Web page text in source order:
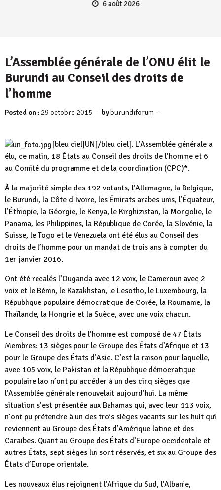
6 août 2026
L’Assemblée générale de l’ONU élit le
Burundi au Conseil des droits de
l’homme
Posted on : 29 octobre 2015 - by burundiforum -
[bleu ciel]UN[/bleu ciel]. L’Assemblée générale a
élu, ce matin, 18 États au Conseil des droits de l’homme et 6
au Comité du programme et de la coordination (CPC)*.
À la majorité simple des 192 votants, l’Allemagne, la Belgique,
le Burundi, la Côte d’Ivoire, les Émirats arabes unis, l’Équateur,
l’Éthiopie, la Géorgie, le Kenya, le Kirghizistan, la Mongolie, le
Panama, les Philippines, la République de Corée, la Slovénie, la
Suisse, le Togo et le Venezuela ont été élus au Conseil des
droits de l’homme pour un mandat de trois ans à compter du
1er janvier 2016.
Ont été recalés l’Ouganda avec 12 voix, le Cameroun avec 2
voix et le Bénin, le Kazakhstan, le Lesotho, le Luxembourg, la
République populaire démocratique de Corée, la Roumanie, la
Thaïlande, la Hongrie et la Suède, avec une voix chacun.
Le Conseil des droits de l’homme est composé de 47 États
Membres: 13 sièges pour le Groupe des États d’Afrique et 13
pour le Groupe des États d’Asie. C’est la raison pour laquelle,
avec 105 voix, le Pakistan et la République démocratique
populaire lao n’ont pu accéder à un des cinq sièges que
l’Assemblée générale renouvelait aujourd’hui. La même
situation s’est présentée aux Bahamas qui, avec leur 113 voix,
n’ont pu prétendre à un des trois sièges vacants sur les huit qui
reviennent au Groupe des États d’Amérique latine et des
Caraïbes. Quant au Groupe des États d’Europe occidentale et
autres États, sept sièges lui sont réservés, et six au Groupe des
États d’Europe orientale.
Les nouveaux élus rejoignent l’Afrique du Sud, l’Albanie,